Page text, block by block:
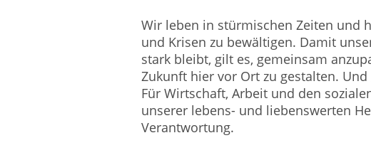
Wir leben in stürmischen Zeiten und
und Krisen zu bewältigen. Damit
stark bleibt, gilt es, gemeinsam
Zukunft hier vor Ort zu gestalten.
Für Wirtschaft, Arbeit und den
unserer lebens- und liebenswerten
Verantwortung.